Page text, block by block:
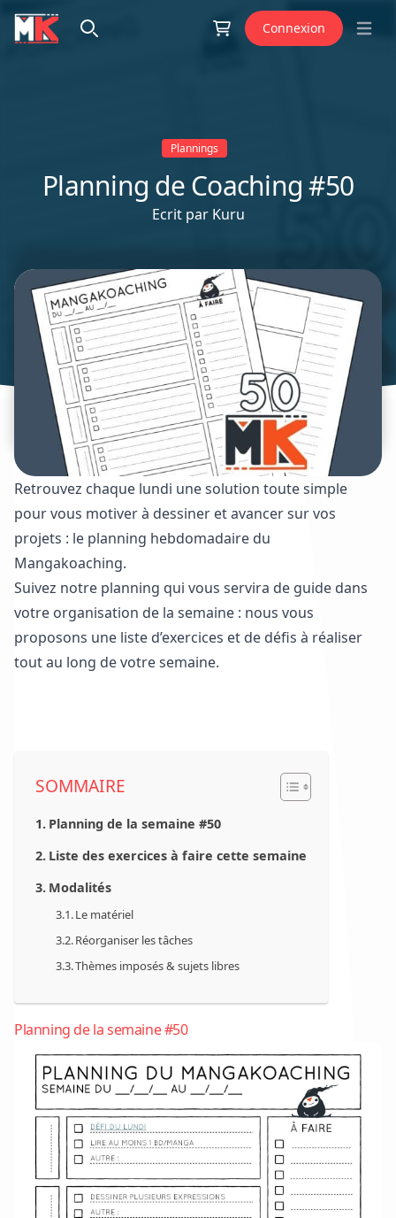
Aller au contenu
Connexion Open
Plannings
Planning de Coaching #50
Ecrit par Kuru
Retrouvez chaque lundi une solution toute simple
pour vous motiver à dessiner et avancer sur vos
projets : le planning hebdomadaire du
Mangakoaching.
Suivez notre planning qui vous servira de guide dans
votre organisation de la semaine : nous vous
proposons une liste d’exercices et de défis à réaliser
tout au long de votre semaine.
SOMMAIRE
Planning de la semaine #50
Liste des exercices à faire cette semaine
Modalités
Le matériel
Réorganiser les tâches
Thèmes imposés & sujets libres
Planning de la semaine #50